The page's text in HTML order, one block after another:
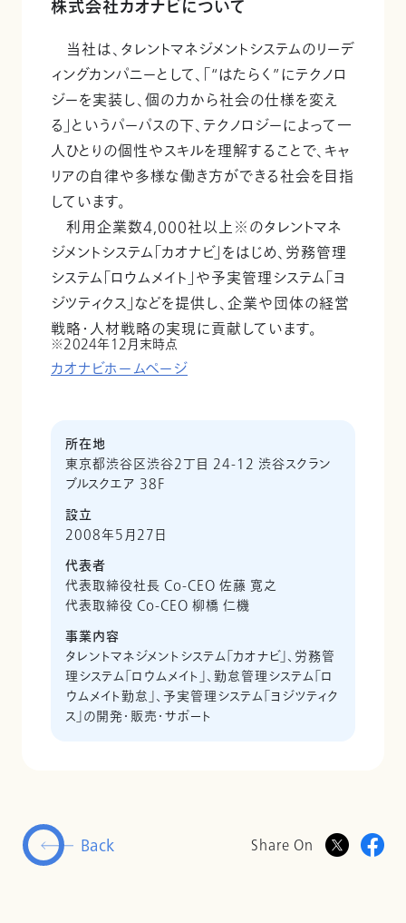
株式会社カオナビについて
当社は、タレントマネジメントシステムのリーデ
ィングカンパニーとして、「“はたらく”にテクノロ
ジーを実装し、個の力から社会の仕様を変え
る」というパーパスの下、テクノロジーによって一
人ひとりの個性やスキルを理解することで、キャ
リアの自律や多様な働き方ができる社会を目指
しています。
利用企業数4,000社以上※のタレントマネ
ジメントシステム「カオナビ」をはじめ、労務管理
システム「ロウムメイト」や予実管理システム「ヨ
ジツティクス」などを提供し、企業や団体の経営
戦略・人材戦略の実現に貢献しています。
2024年12月末時点
カオナビホームページ
所在地
東京都渋谷区渋谷2丁目 24-12 渋谷スクラン
ブルスクエア 38F
設立
2008年5月27日
代表者
代表取締役社長 Co-CEO 佐藤 寛之
代表取締役 Co-CEO 柳橋 仁機
事業内容
タレントマネジメントシステム「カオナビ」、労務管
理システム「ロウムメイト」、勤怠管理システム「ロ
ウムメイト勤怠」、予実管理システム「ヨジツティク
ス」の開発・販売・サポート
Back Share On